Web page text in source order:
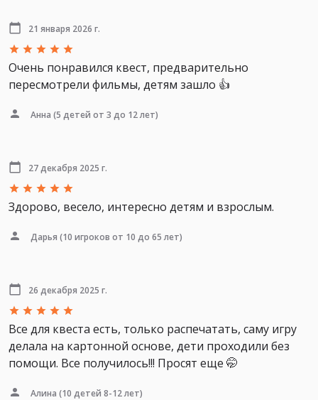
21 января 2026 г.
Очень понравился квест, предварительно
пересмотрели фильмы, детям зашло 👍
Анна (5 детей от 3 до 12 лет)
27 декабря 2025 г.
Здорово, весело, интересно детям и взрослым.
Дарья (10 игроков от 10 до 65 лет)
26 декабря 2025 г.
Все для квеста есть, только распечатать, саму игру
делала на картонной основе, дети проходили без
помощи. Все получилось!!! Просят еще 🤭
Алина (10 детей 8-12 лет)